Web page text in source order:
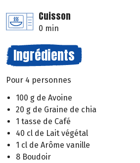
Cuisson
0 min
Ingrédients
Pour 4 personnes
100 g de Avoine
20 g de Graine de chia
1 tasse de Café
40 cl de Lait végétal
1 cl de Arôme vanille
8 Boudoir